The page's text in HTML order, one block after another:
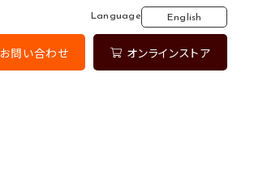
Language English
お問い合わせ オンラインストア